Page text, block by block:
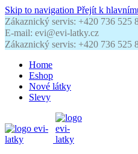
Skip to navigation Přejít k
Zákaznický servis: +420 736 525
E-mail: evi@evi-latky.cz
Zákaznický servis: +420 736 525
Home
Eshop
Nové látky
Slevy